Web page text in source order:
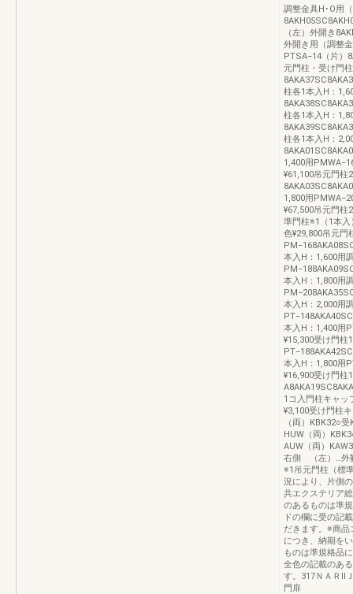
調整金具H･O用
（左）外開き
外開き用（調整
PTSA−14（片）
元門柱・受け門
柱各1本入H：
柱各1本入H：
柱各1本入H：
1,400用
¥61,100吊元門柱
1,800用
¥67,500吊元門柱
準門柱※1（1本入
色¥29,800吊元門
本入H：1,600用
本入H：1,800用
本入H：2,000用
本入H：1,400用
¥15,300受け門柱
本入H：1,800用
¥16,900受け門柱
1コ入門柱キャッ
¥3,100受け門柱
（両）KBK32○
HUW（両）
AUW（両）
右側 （左）…外
※1吊元門柱（標
況により、片側
共エクステリア
のあるものは準
ドの欄に受の記
だきます。※商品
につき、納期を
ものは準規格品
全色の記載のあ
す。317ＮＡＲⅡ
門扉